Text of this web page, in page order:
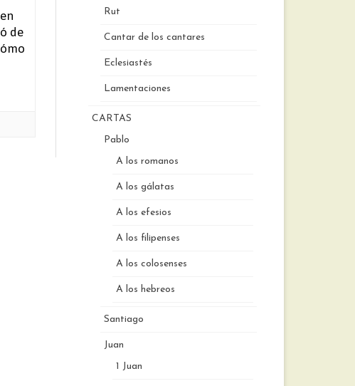
de
Rut
Cantar de los cantares
Eclesiastés
Lamentaciones
CARTAS
Pablo
A los romanos
A los gálatas
A los efesios
A los filipenses
A los colosenses
A los hebreos
Santiago
Juan
1 Juan